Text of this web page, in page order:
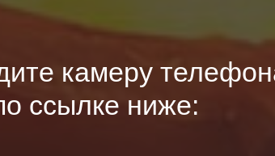
камеру
ссылке ниже: